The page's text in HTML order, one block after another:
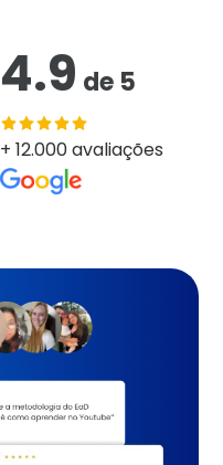
4.9 de 5
+ 12.000 avaliações